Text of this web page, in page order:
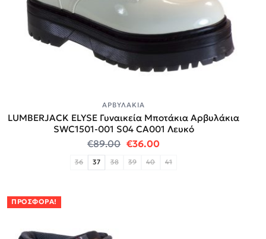
ΑΡΒΥΛΆΚΙΑ
LUMBERJACK ELYSE Γυναικεία Μποτάκια Αρβυλάκια
SWC1501-001 S04 CΑ001 Λευκό
€89.00 Original price was: €89.00.
€36.00Η τρέχουσα τιμή
36 37 38 39 40 41
ΠΡΟΣΦΟΡΆ!